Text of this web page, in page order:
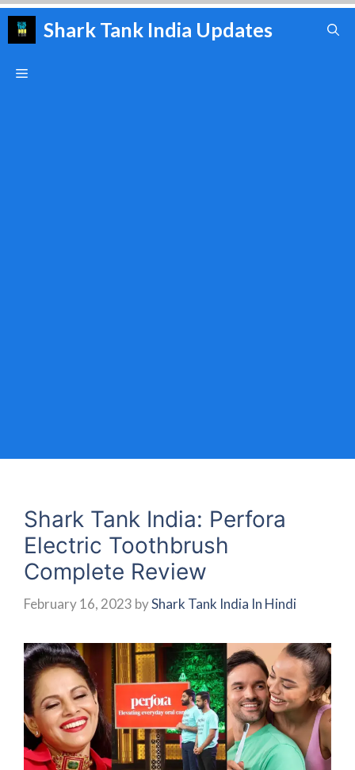
Skip
Shark Tank India Updates
Menu
Shark Tank India: Perfora
Electric Toothbrush
Complete Review
February 16, 2023 byShark Tank India In Hindi